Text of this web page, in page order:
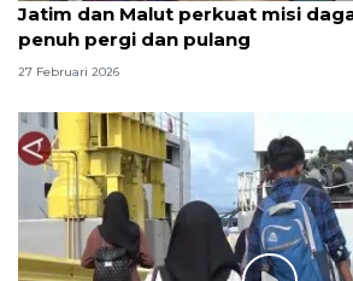
Jatim dan Malut perkuat misi
penuh pergi dan pulang
27 Februari 2026